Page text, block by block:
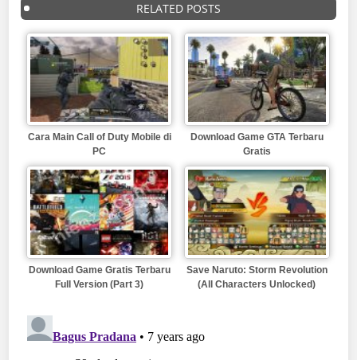
RELATED POSTS
Cara Main Call of Duty Mobile di
PC
Download Game GTA Terbaru
Gratis
Download Game Gratis Terbaru
Full Version (Part 3)
Save Naruto: Storm Revolution
(All Characters Unlocked)